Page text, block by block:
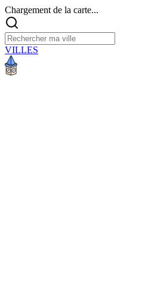
Chargement de la carte...
VILLES